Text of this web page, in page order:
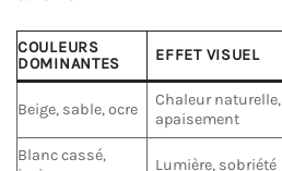
COULEURS
DOMINANTES
EFFET VISUEL
Beige, sable, ocre
Chaleur naturelle,
apaisement
Blanc cassé,
Lumière, sobriété